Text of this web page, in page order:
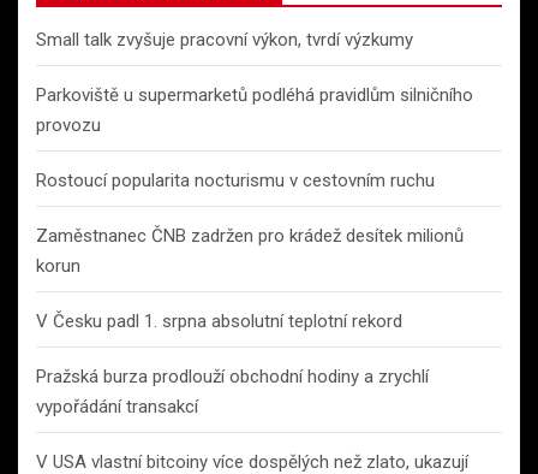
Small talk zvyšuje pracovní výkon, tvrdí výzkumy
Parkoviště u supermarketů podléhá pravidlům silničního
provozu
Rostoucí popularita nocturismu v cestovním ruchu
Zaměstnanec ČNB zadržen pro krádež desítek milionů
korun
V Česku padl 1. srpna absolutní teplotní rekord
Pražská burza prodlouží obchodní hodiny a zrychlí
vypořádání transakcí
V USA vlastní bitcoiny více dospělých než zlato, ukazují